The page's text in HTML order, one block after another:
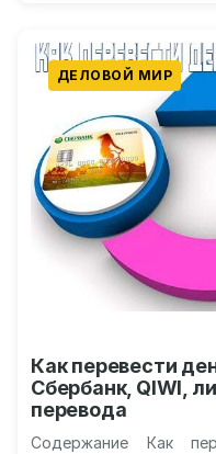
ДЕЛОВОЙ МИР
Как перевести
Сбербанк, QIWI,
перевода
Содержание Как